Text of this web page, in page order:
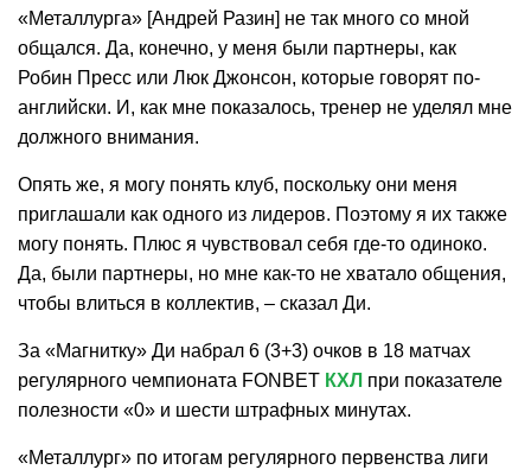
«Металлурга» [Андрей Разин] не так много со мной
общался. Да, конечно, у меня были партнеры, как
Робин Пресс или Люк Джонсон, которые говорят по-
английски. И, как мне показалось, тренер не уделял мне
должного внимания.
Опять же, я могу понять клуб, поскольку они меня
приглашали как одного из лидеров. Поэтому я их также
могу понять. Плюс я чувствовал себя где-то одиноко.
Да, были партнеры, но мне как-то не хватало общения,
чтобы влиться в коллектив, – сказал Ди.
За «Магнитку» Ди набрал 6 (3+3) очков в 18 матчах
регулярного чемпионата FONBET КХЛ при показателе
полезности «0» и шести штрафных минутах.
«Металлург» по итогам регулярного первенства лиги